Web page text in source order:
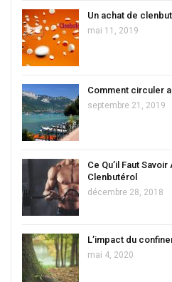
Un achat de
mai 11, 2019
Comment circuler
septembre 21, 2019
Ce Qu’il Faut
Clenbutérol
décembre 28, 2018
L’impact du
mai 4, 2020